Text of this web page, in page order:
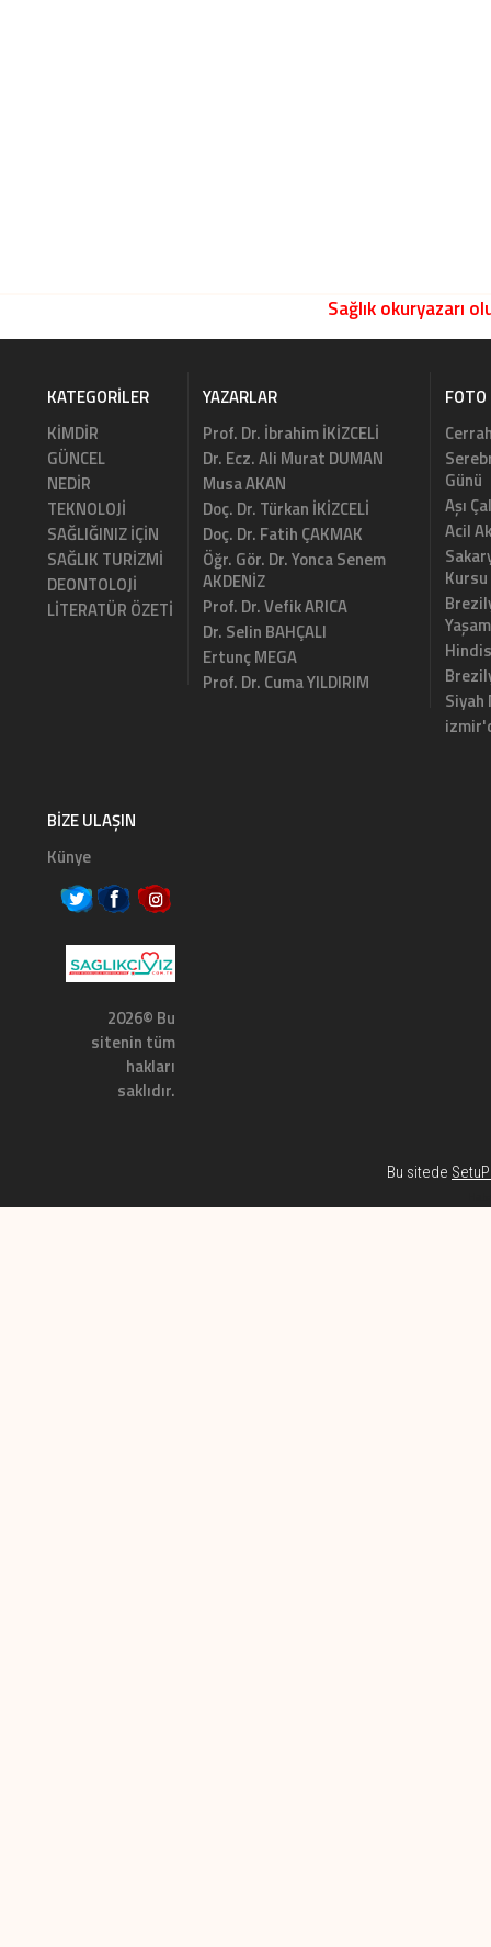
Sağlık okuryazarı
KATEGORILER
KİMDİR
GÜNCEL
NEDİR
TEKNOLOJİ
SAĞLIĞINIZ İÇİN
SAĞLIK TURİZMİ
DEONTOLOJİ
LİTERATÜR ÖZETİ
YAZARLAR
Prof. Dr. İbrahim İKİZCELİ
Dr. Ecz. Ali Murat DUMAN
Musa AKAN
Doç. Dr. Türkan İKİZCELİ
Doç. Dr. Fatih ÇAKMAK
Öğr. Gör. Dr. Yonca Senem
AKDENİZ
Prof. Dr. Vefik ARICA
Dr. Selin BAHÇALI
Ertunç MEGA
Prof. Dr. Cuma YILDIRIM
FOTO
Günü
Aşı
Acil
Kursu
Yaşam
BIZE ULAŞIN
Künye
2026© Bu
sitenin tüm
hakları
saklıdır.
Bu sitede SetuP